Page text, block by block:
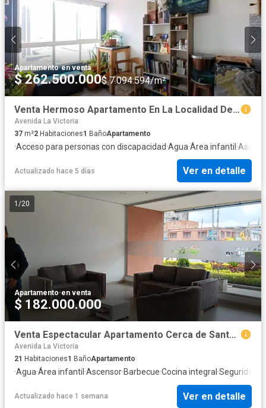
Apartamento·en venta
$ 262.500.000$ 7.094.594/m²
Venta Hermoso Apartamento En La Localidad De Antonio Nariño, Cerca A Santander
Avenida La Victoria
37 m²2 Habitaciones1 BañoApartamento
·Acceso para personas con discapacidad·Agua·Área infantil ·
Actualizado hace 5 días Ver en detalle
1 /20
Apartamento·en venta
$ 182.000.000
Venta Espectacular Apartamento Cerca de Santa Lucía, Excelente estado
Avenida La Victoria
21 Habitaciones1 BañoApartamento
·Agua·Área infantil ·Ascensor·Barbecue·Cocina integral ·Seguridad
Actualizado hace 1 semana Ver en detalle